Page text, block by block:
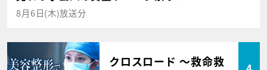
8月6日(木)放送分
クロスロード ～救命救